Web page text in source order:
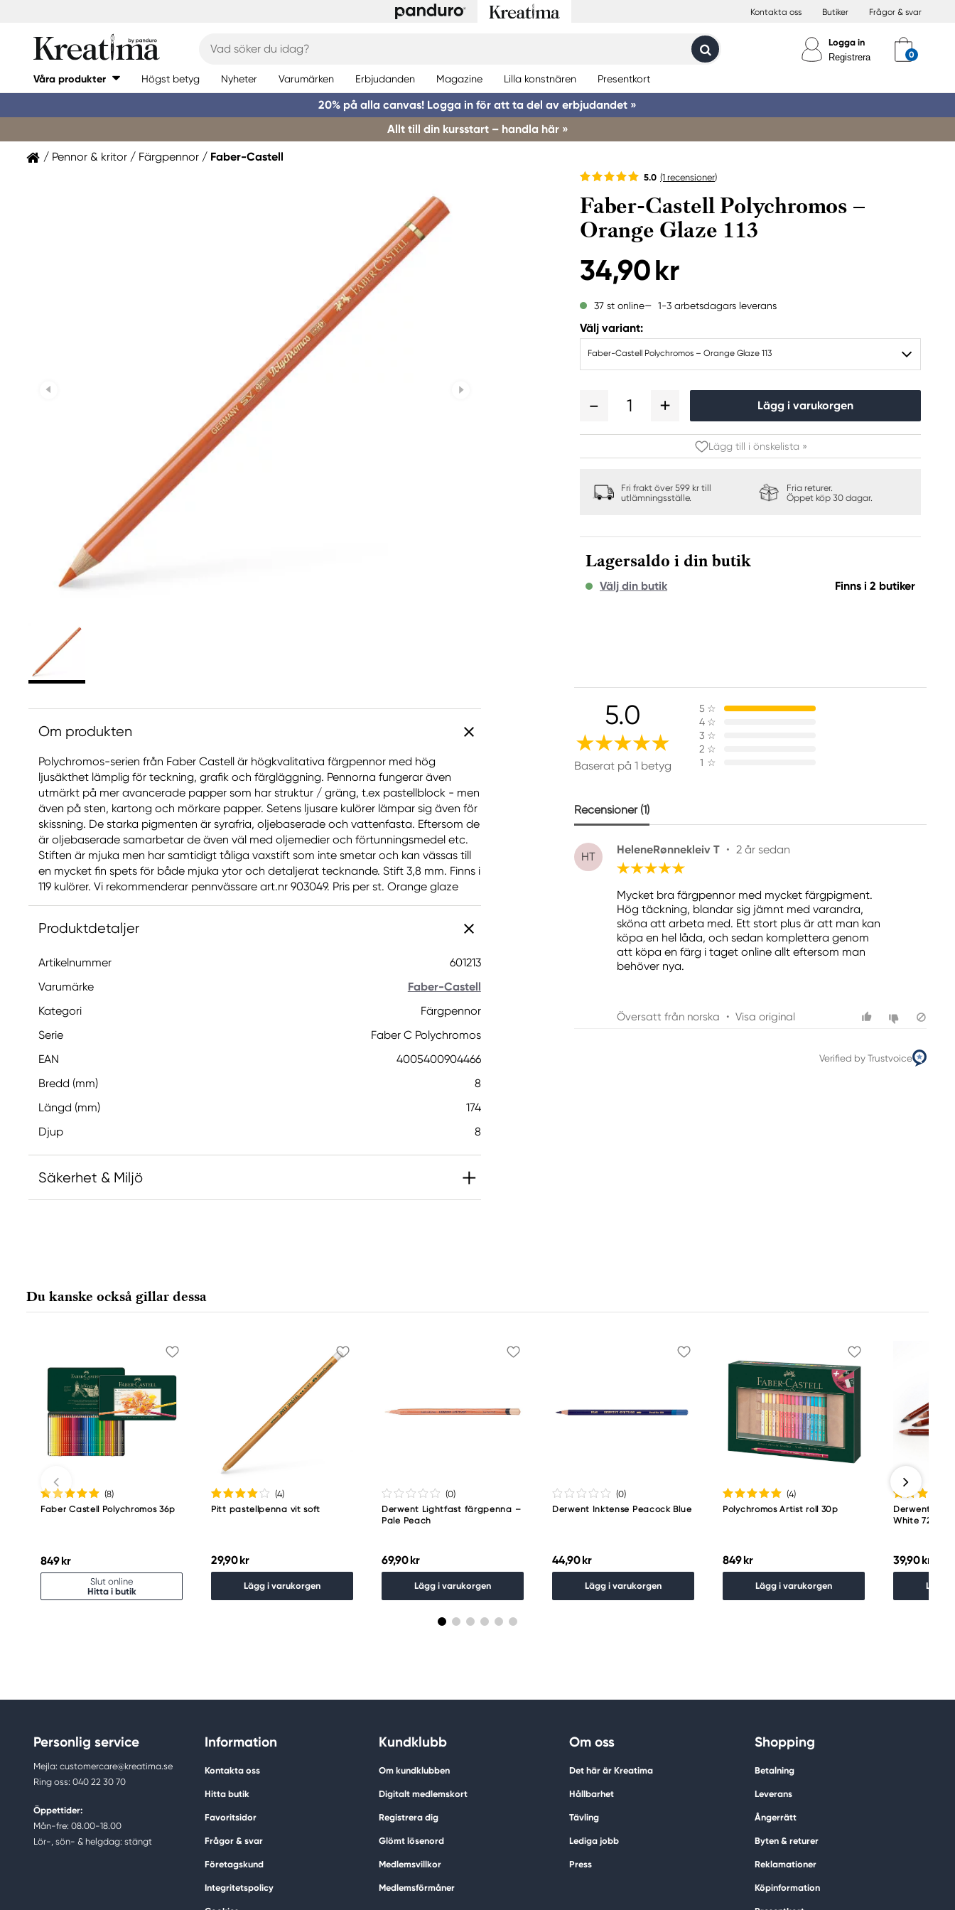
Kontakta oss Butiker Frågor & svar
Logga in
Registrera
Våra produkter Högst betyg Nyheter Varumärken Erbjudanden Magazine Lilla konstnären Presentkort
20% på alla canvas! Logga in för att ta del av erbjudandet »
Allt till din kursstart – handla här »
Pennor & kritor Färgpennor Faber-Castell
5.0 (1 recensioner)
Faber-Castell Polychromos –
Orange Glaze 113
34,90 kr
37 st online 1-3 arbetsdagars leverans
Välj variant:
Faber-Castell Polychromos – Orange Glaze 113
1 Lägg i varukorgen
Lägg till i önskelista »
Fri frakt över 599 kr till
utlämningsställe.
Fria returer.
Öppet köp 30 dagar.
Lagersaldo i din butik
Välj din butik Finns i 2 butiker
Om produkten
Polychromos-serien från Faber Castell är högkvalitativa färgpennor med hög
ljusäkthet lämplig för teckning, grafik och färgläggning. Pennorna fungerar även
utmärkt på mer avancerade papper som har struktur / gräng, t.ex pastellblock - men
även på sten, kartong och mörkare papper. Setens ljusare kulörer lämpar sig även för
skissning. De starka pigmenten är syrafria, oljebaserade och vattenfasta. Eftersom de
är oljebaserade samarbetar de även väl med oljemedier och förtunningsmedel etc.
Stiften är mjuka men har samtidigt tåliga vaxstift som inte smetar och kan vässas till
en mycket fin spets för både mjuka ytor och detaljerat tecknande. Stift 3,8 mm. Finns i
119 kulörer. Vi rekommenderar pennvässare art.nr 903049. Pris per st. Orange glaze
Produktdetaljer
Artikelnummer
601213
Varumärke
Faber-Castell
Kategori
Färgpennor
Serie
Faber C Polychromos
EAN
4005400904466
Bredd (mm)
8
Längd (mm)
174
Djup
8
Säkerhet & Miljö
90546 Stein, Germany
info@Faber-Castell.de
5.0
Baserat på 1 betyg
5 ☆
4 ☆
3 ☆
2 ☆
1 ☆
Recensioner (1)
HT
HeleneRønnekleiv T • 2 år sedan
Mycket bra färgpennor med mycket färgpigment.
Hög täckning, blandar sig jämnt med varandra,
sköna att arbeta med. Ett stort plus är att man kan
köpa en hel låda, och sedan komplettera genom
att köpa en färg i taget online allt eftersom man
behöver nya.
Översatt från norska • Visa original
Verified by Trustvoice
Du kanske också gillar dessa
(8)
Faber Castell Polychromos 36p
849 kr
Slut online
Hitta i butik
(4)
Pitt pastellpenna vit soft
29,90 kr
Lägg i varukorgen
(0)
Derwent Lightfast färgpenna –
Pale Peach
69,90 kr
Lägg i varukorgen
(0)
Derwent Inktense Peacock Blue
44,90 kr
Lägg i varukorgen
(4)
Polychromos Artist roll 30p
849 kr
Lägg i varukorgen
Derwent
White 7200
39,90 kr
Lägg i
Personlig service
Mejla: customercare@kreatima.se
Ring oss: 040 22 30 70
Öppettider:
Mån-fre: 08.00-18.00
Lör-, sön- & helgdag: stängt
Information
Kontakta oss
Hitta butik
Favoritsidor
Frågor & svar
Företagskund
Integritetspolicy
Kundklubb
Om kundklubben
Digitalt medlemskort
Registrera dig
Glömt lösenord
Medlemsvillkor
Medlemsförmåner
Om oss
Det här är Kreatima
Hållbarhet
Tävling
Lediga jobb
Press
Shopping
Betalning
Leverans
Ångerrätt
Byten & returer
Reklamationer
Köpinformation